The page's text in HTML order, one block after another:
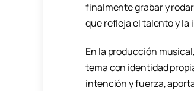
finalmente grabar y
que refleja el talento y
En la producción
tema con identidad
intención y fuerza,